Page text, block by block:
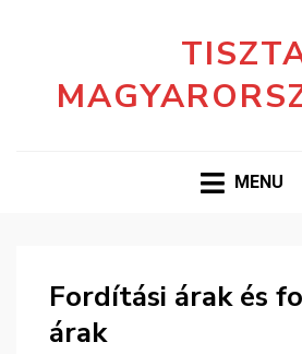
MENU
Fordítási árak és
árak